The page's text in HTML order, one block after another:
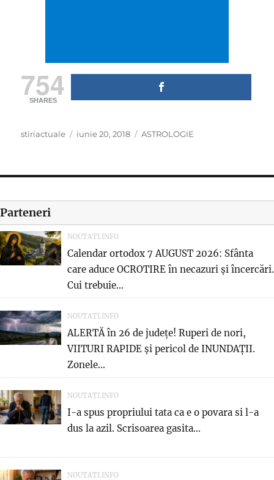
754
SHARES
Author
stiriactuale
Posted
iunie 20, 2018 Categories
ASTROLOGIE
Parteneri
NOUTATI.INFO
Calendar ortodox 7 AUGUST 2026: Sfânta
care aduce OCROTIRE în necazuri și încercări.
Cui trebuie...
NOUTATI.INFO
ALERTĂ în 26 de județe! Ruperi de nori,
VIITURI RAPIDE și pericol de INUNDAȚII.
Zonele...
NOUTATI.INFO
I-a spus propriului tata ca e o povara si l-a
dus la azil. Scrisoarea gasita...
NOUTATI.INFO